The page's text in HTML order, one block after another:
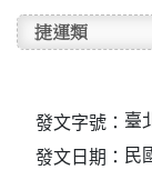
捷運類
發文字號： 臺
發文日期： 民